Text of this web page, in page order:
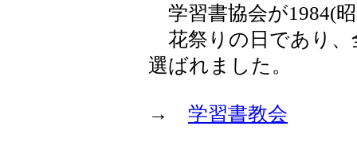
学習書協会が1984(
花祭りの日であり、
選ばれました。
→ 学習書教会